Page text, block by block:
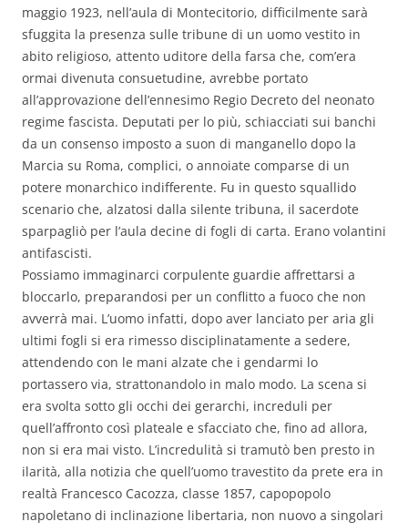
maggio 1923, nell’aula di Montecitorio, difficilmente sarà
sfuggita la presenza sulle tribune di un uomo vestito in
abito religioso, attento uditore della farsa che, com’era
ormai divenuta consuetudine, avrebbe portato
all’approvazione dell’ennesimo Regio Decreto del neonato
regime fascista. Deputati per lo più, schiacciati sui banchi
da un consenso imposto a suon di manganello dopo la
Marcia su Roma, complici, o annoiate comparse di un
potere monarchico indifferente. Fu in questo squallido
scenario che, alzatosi dalla silente tribuna, il sacerdote
sparpagliò per l’aula decine di fogli di carta. Erano volantini
antifascisti.
Possiamo immaginarci corpulente guardie affrettarsi a
bloccarlo, preparandosi per un conflitto a fuoco che non
avverrà mai. L’uomo infatti, dopo aver lanciato per aria gli
ultimi fogli si era rimesso disciplinatamente a sedere,
attendendo con le mani alzate che i gendarmi lo
portassero via, strattonandolo in malo modo. La scena si
era svolta sotto gli occhi dei gerarchi, increduli per
quell’affronto così plateale e sfacciato che, fino ad allora,
non si era mai visto. L’incredulità si tramutò ben presto in
ilarità, alla notizia che quell’uomo travestito da prete era in
realtà Francesco Cacozza, classe 1857, capopopolo
napoletano di inclinazione libertaria, non nuovo a singolari